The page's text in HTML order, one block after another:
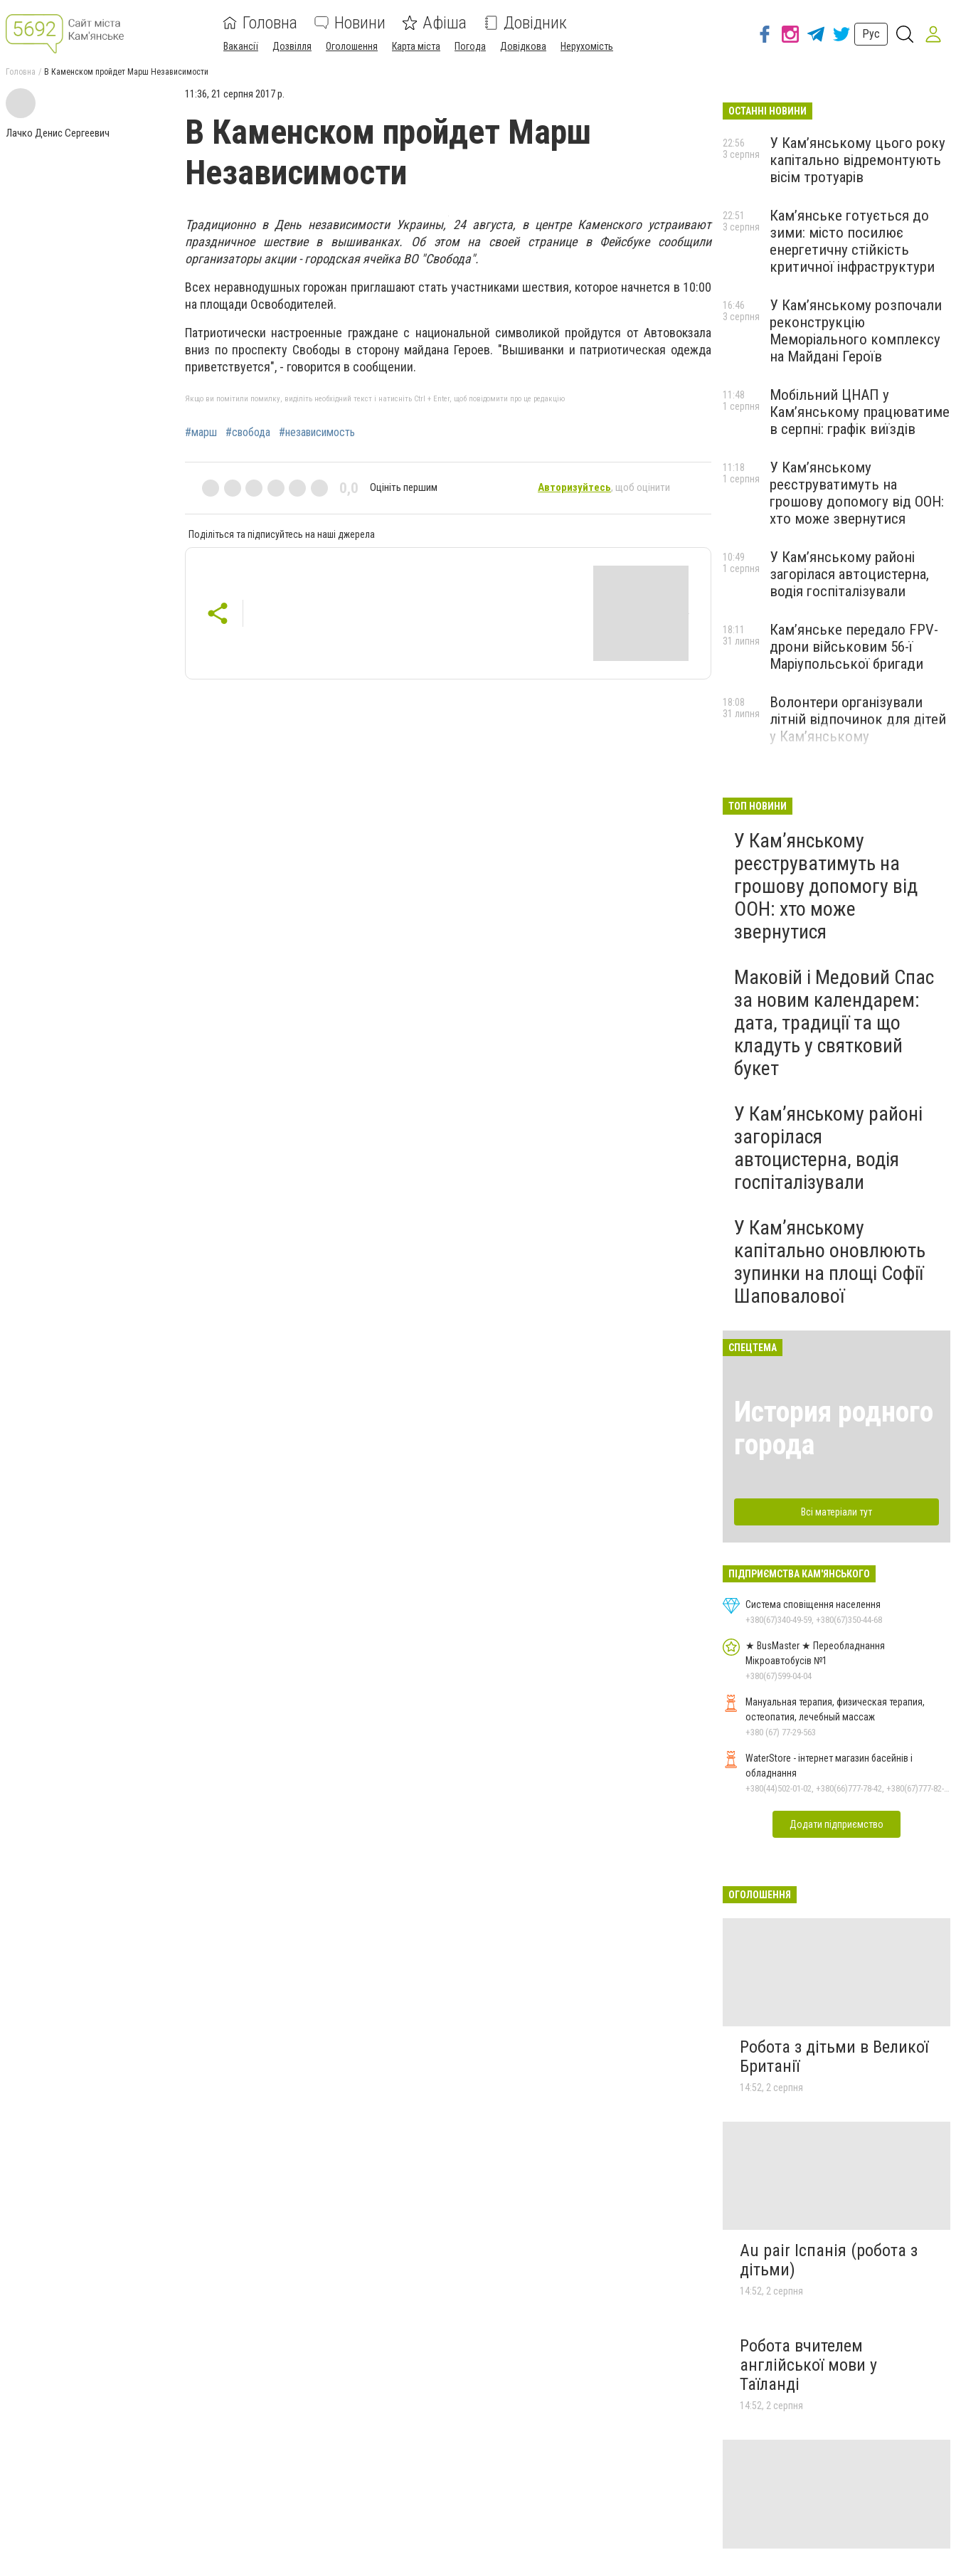
Головна Новини Афіша Довідник
Вакансії Дозвілля Оголошення Карта міста Погода Довідкова Нерухомість
Рус
Головна В Каменском пройдет Марш Независимости
Лачко Денис Сергеевич
11:36, 21 серпня 2017 р.
В Каменском пройдет Марш
Независимости
Традиционно в День независимости Украины, 24 августа, в центре Каменского устраивают
праздничное шествие в вышиванках. Об этом на своей странице в Фейсбуке сообщили
организаторы акции - городская ячейка ВО "Свобода".
Всех неравнодушных горожан приглашают стать участниками шествия, которое начнется в 10:00
на площади Освободителей.
Патриотически настроенные граждане с национальной символикой пройдутся от Автовокзала
вниз по проспекту Свободы в сторону майдана Героев. "Вышиванки и патриотическая одежда
приветствуется", - говорится в сообщении.
Якщо ви помітили помилку, виділіть необхідний текст і натисніть Ctrl + Enter, щоб повідомити про це редакцію
#марш #свобода #независимость
0,0 Оцініть першим Авторизуйтесь, щоб оцінити
Поділіться та підписуйтесь на наші джерела
ОСТАННІ НОВИНИ
У Кам’янському цього року
капітально відремонтують
вісім тротуарів
22:56
3 серпня
Кам’янське готується до
зими: місто посилює
енергетичну стійкість
критичної інфраструктури
22:51
3 серпня
У Кам’янському розпочали
реконструкцію
Меморіального комплексу
на Майдані Героїв
16:46
3 серпня
Мобільний ЦНАП у
Кам’янському працюватиме
в серпні: графік виїздів
11:48
1 серпня
У Кам’янському
реєструватимуть на
грошову допомогу від ООН:
хто може звернутися
11:18
1 серпня
У Кам’янському районі
загорілася автоцистерна,
водія госпіталізували
10:49
1 серпня
Кам’янське передало FPV-
дрони військовим 56-ї
Маріупольської бригади
18:11
31 липня
Волонтери організували
літній відпочинок для дітей
у Кам’янському
18:08
31 липня
ТОП НОВИНИ
У Кам’янському
реєструватимуть на
грошову допомогу від
ООН: хто може
звернутися
Маковій і Медовий Спас
за новим календарем:
дата, традиції та що
кладуть у святковий
букет
У Кам’янському районі
загорілася
автоцистерна, водія
госпіталізували
У Кам’янському
капітально оновлюють
зупинки на площі Софії
Шаповалової
СПЕЦТЕМА
История родного
города
Всі матеріали тут
ПІДПРИЄМСТВА КАМ'ЯНСЬКОГО
Система сповіщення населення
+380(67)340-49-59, +380(67)350-44-68
★ BusMaster ★ Переобладнання
Мікроавтобусів №1
+380(67)599-04-04
Мануальная терапия, физическая терапия,
остеопатия, лечебный массаж
+380 (67) 77-29-563
WaterStore - інтернет магазин басейнів і
обладнання
Додати підприємство
ОГОЛОШЕННЯ
Робота з дітьми в Великої
Британії
14:52, 2 серпня
Au pair Іспанія (робота з
дітьми)
14:52, 2 серпня
Робота вчителем
англійської мови у
Таїланді
14:52, 2 серпня